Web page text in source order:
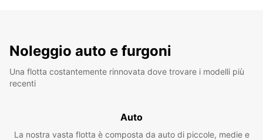
Noleggio auto e furgoni
Una flotta costantemente rinnovata dove trovare i modelli più
recenti
Auto
La nostra vasta flotta è composta da auto di piccole, medie e